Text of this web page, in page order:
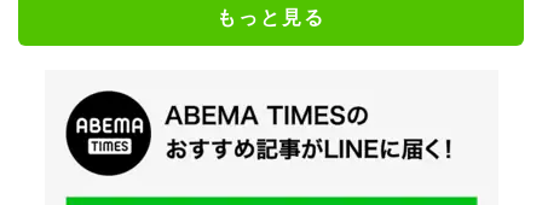
もっと見る